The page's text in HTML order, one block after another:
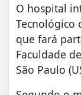
O hospital
Tecnológico
que fará
Faculdade
São Paulo